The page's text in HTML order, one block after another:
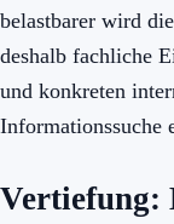
belastbarer wird
deshalb fachliche
und konkreten
Informationssuche
Vertiefung: